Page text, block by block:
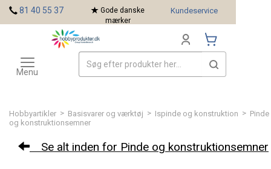
Hobbyartikler > Basisvarer og værktøj > Ispinde og konstruktion > Pinde
og konstruktionsemner
Se alt inden for Pinde og konstruktionsemner
81 40 55 37
Gode danske
mærker
Kundeservice
Toggle
navigation
Menu
Mærker